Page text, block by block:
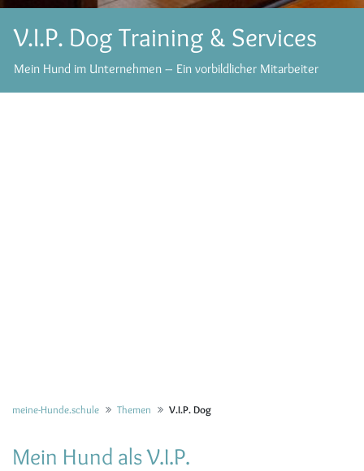
V.I.P. Dog Training & Services
Mein Hund im Unternehmen – Ein vorbildlicher Mitarbeiter
meine-Hunde.schule Themen V.I.P. Dog
Mein Hund als V.I.P.